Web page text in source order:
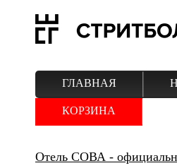
ГЛАВНАЯ
КОРЗИНА
Отель СОВА -